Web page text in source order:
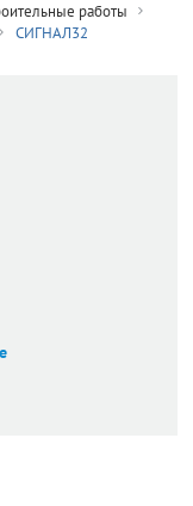
работы
СИГНАЛ32